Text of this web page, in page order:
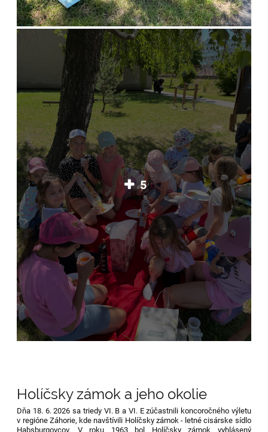
5
Holíčsky zámok a jeho okolie
Dňa 18. 6. 2026 sa triedy VI. B a VI. E zúčastnili koncoročného výletu
v regióne Záhorie, kde navštívili Holíčsky zámok - letné cisárske sídlo
Habsburgovcov. V roku 1963 bol Holíčsky zámok vyhlásený